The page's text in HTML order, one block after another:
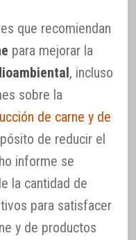
que recomiendan
para mejorar la
, incluso
sobre la
de carne y de
de reducir el
informe se
la cantidad de
para satisfacer
y de productos